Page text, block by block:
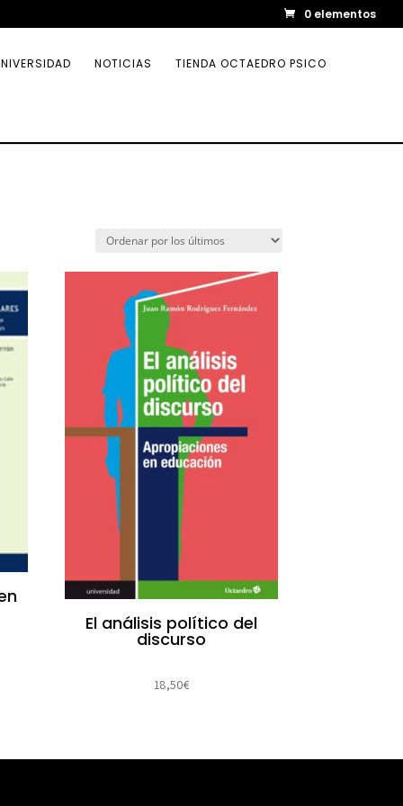
0 elementos
NOTICIAS TIENDA OCTAEDRO PSICO
El análisis político del
discurso
18,50€